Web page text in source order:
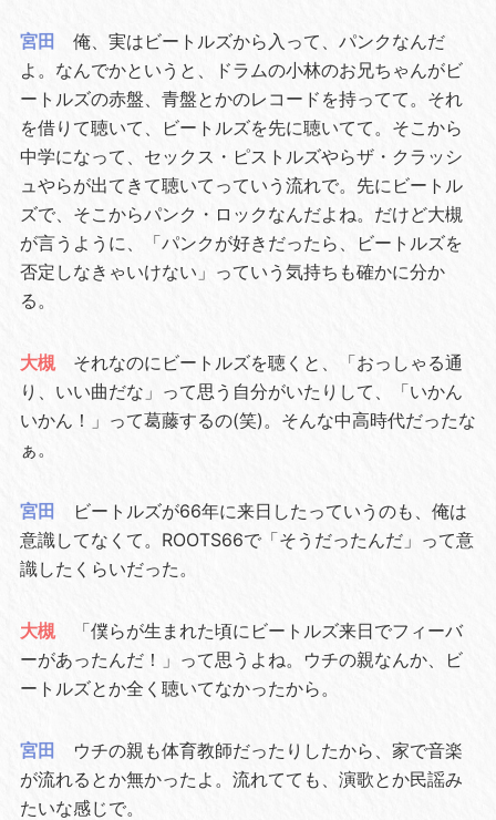
宮田
俺、実はビートルズから入って、パンクなんだ
よ。なんでかというと、ドラムの小林のお兄ちゃんがビ
ートルズの赤盤、青盤とかのレコードを持ってて。それ
を借りて聴いて、ビートルズを先に聴いてて。そこから
中学になって、セックス・ピストルズやらザ・クラッシ
ュやらが出てきて聴いてっていう流れで。先にビートル
ズで、そこからパンク・ロックなんだよね。だけど大槻
が言うように、「パンクが好きだったら、ビートルズを
否定しなきゃいけない」っていう気持ちも確かに分か
る。
大槻
それなのにビートルズを聴くと、「おっしゃる通
り、いい曲だな」って思う自分がいたりして、「いかん
いかん！」って葛藤するの(笑)。そんな中高時代だったな
ぁ。
宮田
ビートルズが66年に来日したっていうのも、俺は
意識してなくて。ROOTS66で「そうだったんだ」って意
識したくらいだった。
大槻
「僕らが生まれた頃にビートルズ来日でフィーバ
ーがあったんだ！」って思うよね。ウチの親なんか、ビ
ートルズとか全く聴いてなかったから。
宮田
ウチの親も体育教師だったりしたから、家で音楽
が流れるとか無かったよ。流れてても、演歌とか民謡み
たいな感じで。